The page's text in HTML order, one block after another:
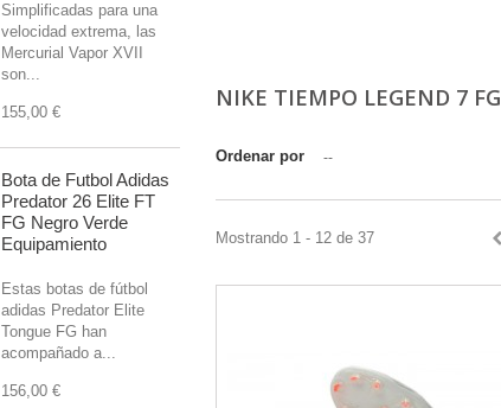
Simplificadas para una
velocidad extrema, las
Mercurial Vapor XVII
son...
155,00 €
Bota de Futbol Adidas
Predator 26 Elite FT
FG Negro Verde
Equipamiento
Estas botas de fútbol
adidas Predator Elite
Tongue FG han
acompañado a...
156,00 €
NIKE TIEMPO LEGEND 7 FG
Ordenar por --
Mostrando 1 - 12 de 37